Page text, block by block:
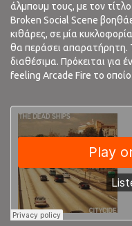
άλμπουμ τους, με τον τίτλο
Broken Social Scene
κιθάρες, σε μία
θα περάσει απαρατήρητη.
διαθέσιμα. Πρόκειται για
feeling Arcade Fire το